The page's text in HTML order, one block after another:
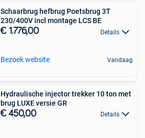
Schaarbrug hefbrug Poetsbrug 3T
230/400V incl montage LCS BE
€ 1.776,00 Details
Bezoek website Vandaag
Hydraulische injector trekker 10 ton met
brug LUXE versie GR
€ 450,00 Details